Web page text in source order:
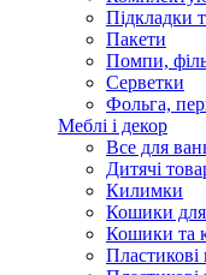
Підкладки
Пакети
Помпи,
Серветки
Фольга,
Меблі і декор
Все для
Дитячі
Килимки
Кошики для
Кошики та
Пластикові